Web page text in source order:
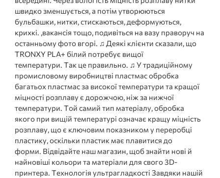
швидко зменшується, а потім утворюються
бульбашки, нитки, стискаються, деформуються,
крихкі. ,вакансія тощо, подивіться на вазу праворуч на
останньому фото вгорі. ♫ Деякі клієнти сказали, що
TRONXY PLA+ білий потребує вищої
температури. Так це правильно. ♫ У традиційному
промисловому виробництві пластмас обробка
багатьох пластмас за високої температури та кращої
міцності розплаву є дорожчою, ніж за нижчої
температури. Той самий тип матеріалу, обробка
якого при вищій температурі означає кращу міцність
розплаву, що є ключовим показником у переробці
пластику, оскільки пластик має плавитися до
форми. Відвідайте наш магазин, щоб знайти нові й
найновіші кольори та матеріали для свого 3D-
принтера. Технологія ультрагладкості Завдяки нашій